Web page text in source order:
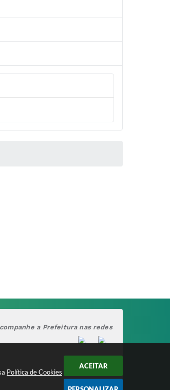
Política de Cookies
ACEITAR
a Prefeitura nas redes